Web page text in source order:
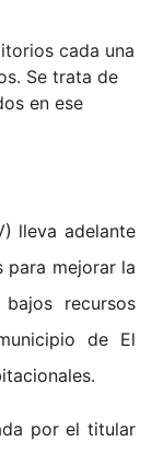
cada una
Se trata de
en ese
lleva adelante
para mejorar la
recursos
de El
por el titular